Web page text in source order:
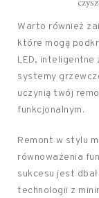
Warto również
które mogą
LED, inteligentne
systemy
uczynią twój
funkcjonalnym.
Remont w stylu
równoważenia
sukcesu jest
technologii z